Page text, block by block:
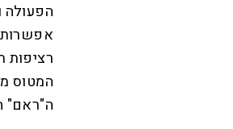
הפעולה
אפשרות
רציפות
ה"ראם"